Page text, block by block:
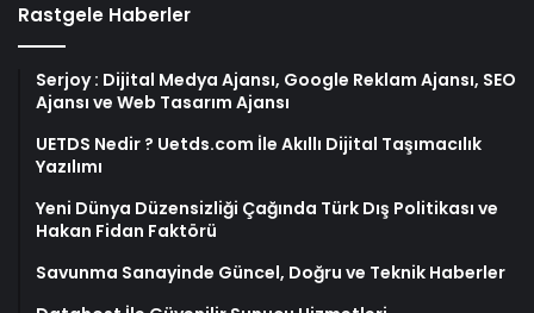
Rastgele Haberler
Serjoy : Dijital Medya Ajansı, Google Reklam Ajansı, SEO
Ajansı ve Web Tasarım Ajansı
UETDS Nedir ? Uetds.com İle Akıllı Dijital Taşımacılık
Yazılımı
Yeni Dünya Düzensizliği Çağında Türk Dış Politikası ve
Hakan Fidan Faktörü
Savunma Sanayinde Güncel, Doğru ve Teknik Haberler